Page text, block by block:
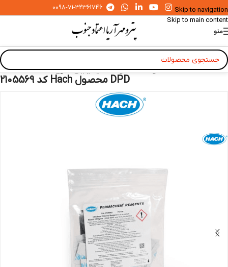
Skip to navigation
Skip to main content
0098-71-32361746
منو
خانه»محصولات»مواد شیمیایی»
ریجنت Chlorine
DPD محصول Hach کد 2105569